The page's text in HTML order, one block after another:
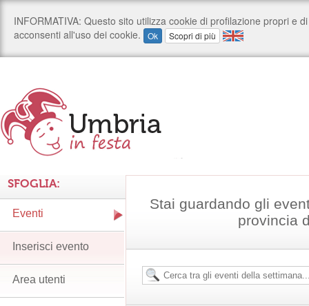
Stai guardando gli
provincia
SFOGLIA:
Eventi
Inserisci evento
Area utenti